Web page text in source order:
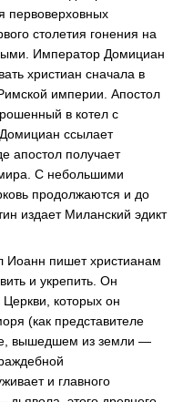
первоверховных
столетия гонения на
Император Домициан
христиан сначала в
империи. Апостол
в котел с
ссылает
апостол получает
мира. С небольшими
продолжаются и до
издает Миланский эдикт
Иоанн пишет христианам
и укрепить. Он
которых он
(как представителе
вышедшем из земли —
и главного